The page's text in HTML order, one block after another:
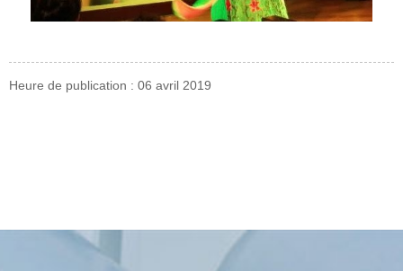
Heure de publication : 06 avril 2019